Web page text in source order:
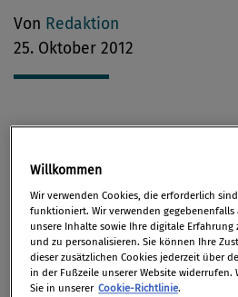
Von Redaktion
25. Oktober 2012
2009 einen Missbrauch seiner
Betriebssystemen
Nutzern keine Alternativen
Webbrowser Internet
Willkommen
Wir verwenden Cookies, die erforderlich
funktioniert. Wir verwenden gegebenenfalls
unsere Inhalte sowie Ihre digitale Erfahrung
und zu personalisieren. Sie können Ihre
dieser zusätzlichen Cookies jederzeit über
in der Fußzeile unserer Website
Sie in unserer Cookie-Richtlinie.